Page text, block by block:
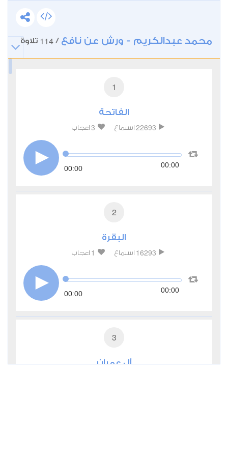
محمد عبدالكريم - ورش عن نافع /
114 تلاوة
1
الفاتحة
22693 استماع 3 اعجاب
00:00 00:00
2
البقرة
16293 استماع 1 اعجاب
00:00 00:00
3
آل عمران